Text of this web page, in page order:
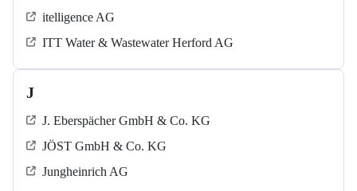
itelligence AG
ITT Water & Wastewater Herford AG
J
J. Eberspächer GmbH & Co. KG
JÖST GmbH & Co. KG
Jungheinrich AG